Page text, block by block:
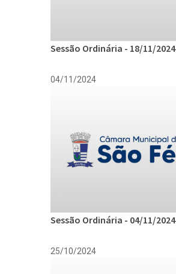
Sessão Ordinária - 18/11/2024
04/11/2024
Sessão Ordinária - 04/11/2024
25/10/2024